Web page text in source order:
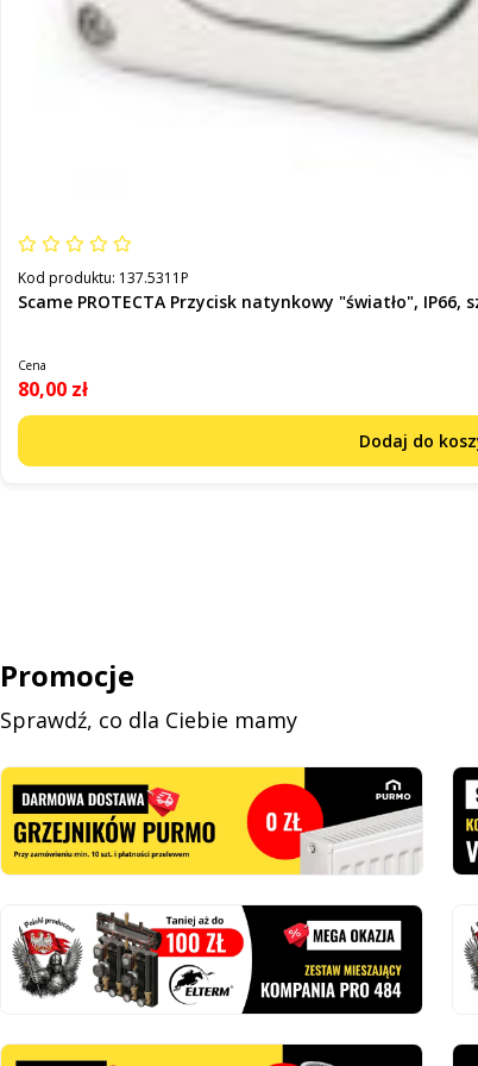
Kod produktu: 137.5311P
Scame PROTECTA Przycisk natynkowy "światło", IP66,
Cena
80,00 zł
Dodaj do
Promocje
Sprawdź, co dla Ciebie mamy